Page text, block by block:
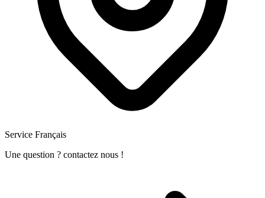
Service Français
Une question ? contactez nous !